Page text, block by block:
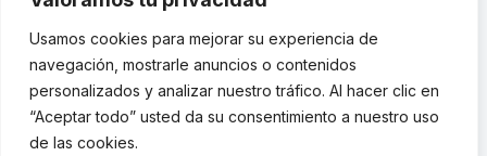
Usamos cookies para mejorar su experiencia de
navegación, mostrarle anuncios o contenidos
personalizados y analizar nuestro tráfico. Al hacer clic en
“Aceptar todo” usted da su consentimiento a nuestro uso
de las cookies.
Oportunidades abiertas a todos los estudiantes
de Ingeniería.